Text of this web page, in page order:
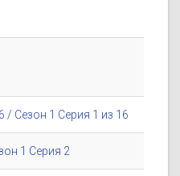
/ Сезон 1 Серия 1 из 16
1 Серия 2